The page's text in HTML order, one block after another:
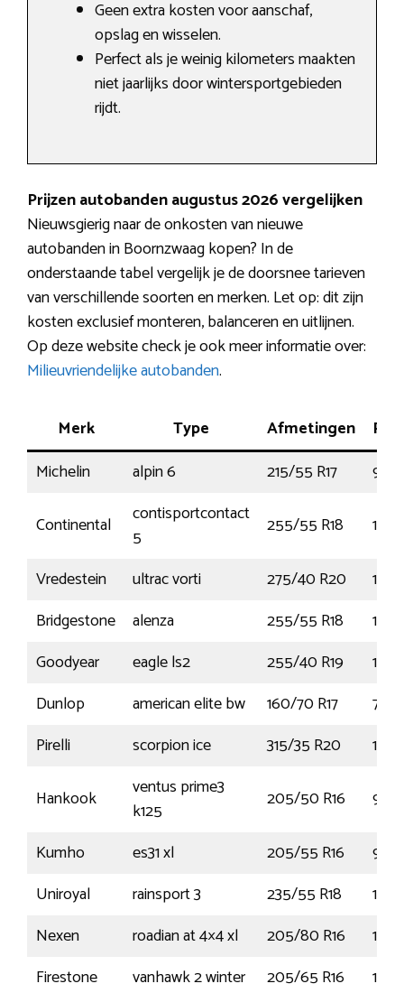
Geen extra kosten voor aanschaf,
opslag en wisselen.
Perfect als je weinig kilometers maakten
niet jaarlijks door wintersportgebieden
rijdt.
Prijzen autobanden augustus 2026 vergelijken
Nieuwsgierig naar de onkosten van nieuwe
autobanden in Boornzwaag kopen? In de
onderstaande tabel vergelijk je de doorsnee tarieven
van verschillende soorten en merken. Let op: dit zijn
kosten exclusief monteren, balanceren en uitlijnen.
Op deze website check je ook meer informatie over:
Milieuvriendelijke autobanden.
Merk Type Afmetingen
Michelin
alpin 6 215/55 R17
98V
Continental
contisportcontact
5
255/55 R18
Vredestein
ultrac vorti 275/40 R20
Bridgestone
alenza 255/55 R18
Goodyear
eagle ls2 255/40 R19
Dunlop
american elite bw 160/70 R17
73V
Pirelli
scorpion ice 315/35 R20
110V
Hankook
ventus prime3
k125
205/50 R16
91W
Kumho
es31 xl 205/55 R16
94V
Uniroyal
rainsport 3 235/55 R18
Nexen
roadian at 4×4 xl 205/80 R16
104T
Firestone
vanhawk 2 winter 205/65 R16
107T